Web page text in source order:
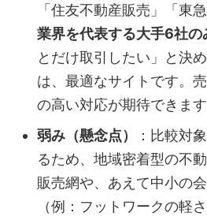
「住友不動産販売」「東
業界を代表する大手6社の
とだけ取引したい」と決
は、最適なサイトです。
の高い対応が期待できます
弱み（懸念点）
：比較対
るため、地域密着型の不
販売網や、あえて中小の
（例：フットワークの軽